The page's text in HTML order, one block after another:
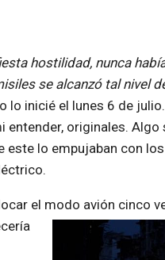
hostilidad, nunca
se alcanzó tal nivel
inicié el lunes 6 de
originales. Algo
lo empujaban con
el modo avión cinco